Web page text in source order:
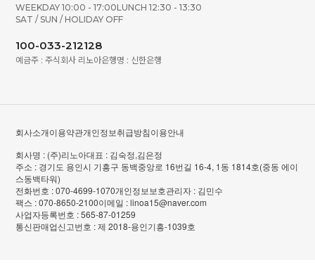
WEEKDAY 10:00 - 17:00LUNCH 12:30 - 13:30
SAT / SUN / HOLIDAY OFF
100-033-212128
예금주 : 주식회사 리노아은행명 : 신한은행
회사소개이용약관개인정보취급방침이용안내
회사명 : (주)리노아대표 : 김숙정,김은정
주소 : 경기도 용인시 기흥구 동백중앙로 16번길 16-4, 1동 1814호(중동 에이
스동백타워)
전화번호 : 070-4699-1070개인정보보호관리자 : 김민수
팩스 : 070-8650-2100이메일 : linoa15@naver.com
사업자등록번호 : 565-87-01259
통신판매업신고번호 : 제 2018-용인기흥-1039호